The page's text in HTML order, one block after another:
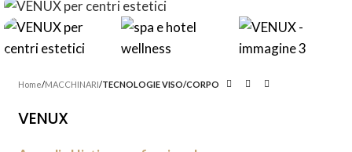
Home MACCHINARI TECNOLOGIE VISO/CORPO
VENUX